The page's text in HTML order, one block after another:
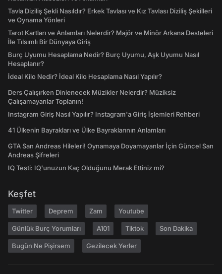
Tavla Diziliş Şekli Nasıldır? Erkek Tavlası ve Kız Tavlası Diziliş Şekilleri
ve Oynama Yönleri
Tarot Kartları ve Anlamları Nelerdir? Majör ve Minör Arkana Desteleri
İle Tılsımlı Bir Dünyaya Giriş
Burç Uyumu Hesaplama Nedir? Burç Uyumu, Aşk Uyumu Nasıl
Hesaplanır?
İdeal Kilo Nedir? İdeal Kilo Hesaplama Nasıl Yapılır?
Ders Çalışırken Dinlenecek Müzikler Nelerdir? Müziksiz
Çalışamayanlar Toplanın!
Instagram Giriş Nasıl Yapılır? Instagram'a Giriş İşlemleri Rehberi
41 Ülkenin Bayrakları ve Ülke Bayraklarının Anlamları
GTA San Andreas Hileleri! Oynamaya Doyamayanlar İçin Güncel San
Andreas Şifreleri
IQ Testi: IQ'unuzun Kaç Olduğunu Merak Ettiniz mi?
Keşfet
Twitter Deprem Zam Youtube
Günlük Burç Yorumları A101 Tiktok Son Dakika
Bugün Ne Pişirsem Gezilecek Yerler